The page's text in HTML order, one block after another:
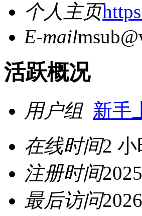
个人主页
E-mail
活跃概况
用户组 新手
在线时间2 小
注册时间
最后访问